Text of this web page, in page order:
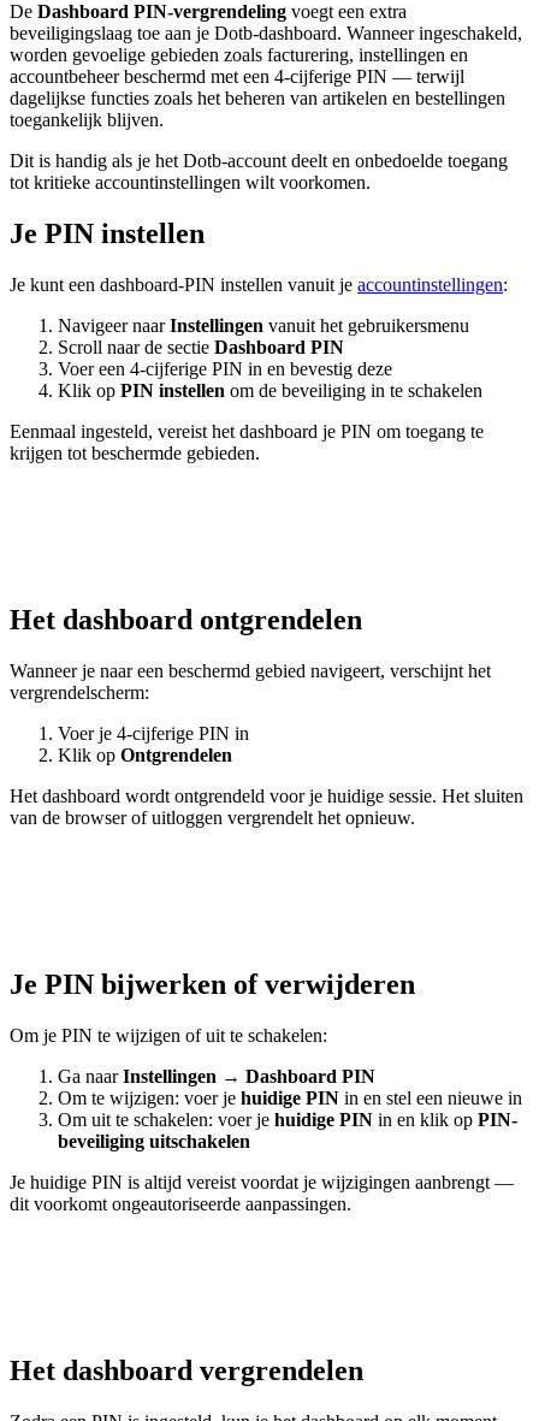
De Dashboard PIN-vergrendeling voegt een extra
beveiligingslaag toe aan je Dotb-dashboard. Wanneer ingeschakeld,
worden gevoelige gebieden zoals facturering, instellingen en
accountbeheer beschermd met een 4-cijferige PIN — terwijl
dagelijkse functies zoals het beheren van artikelen en bestellingen
toegankelijk blijven.
Dit is handig als je het Dotb-account deelt en onbedoelde toegang
tot kritieke accountinstellingen wilt voorkomen.
Je PIN instellen
Je kunt een dashboard-PIN instellen vanuit je accountinstellingen:
Navigeer naarInstellingen vanuit het gebruikersmenu
Scroll naar de sectie Dashboard PIN
Voer een 4-cijferige PIN in en bevestig deze
Klik op PIN instellen om de beveiliging in te schakelen
Eenmaal ingesteld, vereist het dashboard je PIN om toegang te
krijgen tot beschermde gebieden.
Het dashboard ontgrendelen
Wanneer je naar een beschermd gebied navigeert, verschijnt het
vergrendelscherm:
Voer je 4-cijferige PIN in
Klik op Ontgrendelen
Het dashboard wordt ontgrendeld voor je huidige sessie. Het sluiten
van de browser of uitloggen vergrendelt het opnieuw.
Je PIN bijwerken of verwijderen
Om je PIN te wijzigen of uit te schakelen:
Ga naarInstellingen → Dashboard PIN
Om te wijzigen: voer je huidige PIN in en stel een nieuwe in
Om uit te schakelen: voer je huidige PIN in en klik op PIN-
beveiliging uitschakelen
Je huidige PIN is altijd vereist voordat je wijzigingen aanbrengt —
dit voorkomt ongeautoriseerde aanpassingen.
Het dashboard vergrendelen